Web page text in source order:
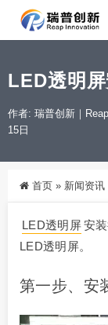
LED透明
作者: 瑞普创新｜
15日
首页 » 新闻资讯
LED透明屏安
LED透明屏。
第一步、安